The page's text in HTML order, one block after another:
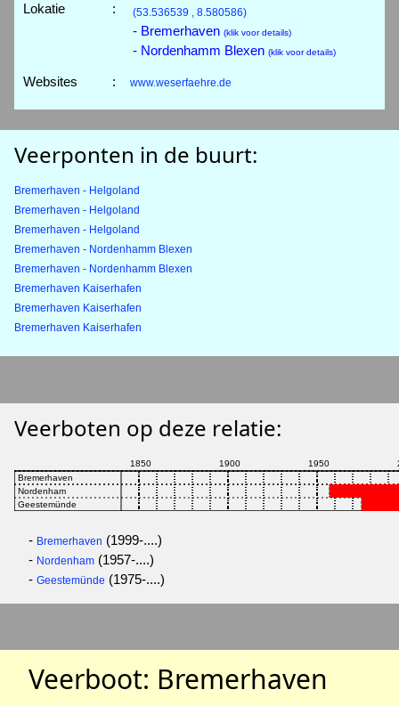
Lokatie : (53.536539 , 8.580586)
- Bremerhaven (klik voor details)
- Nordenhamm Blexen (klik voor details)
Websites : www.weserfaehre.de
Veerponten in de buurt:
Bremerhaven - Helgoland
Bremerhaven - Helgoland
Bremerhaven - Helgoland
Bremerhaven - Nordenhamm Blexen
Bremerhaven - Nordenhamm Blexen
Bremerhaven Kaiserhafen
Bremerhaven Kaiserhafen
Bremerhaven Kaiserhafen
Veerboten op deze relatie:
- Bremerhaven (1999-....)
- Nordenham (1957-....)
- Geestemünde (1975-....)
Veerboot: Bremerhaven